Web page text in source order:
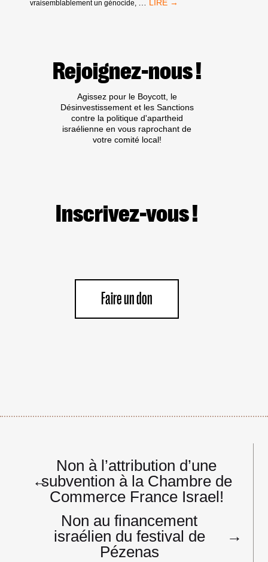
vraisemblablement un génocide, … APPEL
L’INSTITUTION
CULTURELLE
COMPLICE
« BATSHEVA
DANCE
COMPANY »
Rejoignez-nous !
Agissez pour le Boycott, le
Désinvestissement et les Sanctions
contre la politique d'apartheid
israélienne en vous raprochant de
votre comité local!
Inscrivez-vous !
Faire un don
Navigation
l’article
←
Non à l’attribution d’une
subvention à la Chambre de
Commerce France Israel!
Non au financement
israélien du festival de
Pézenas
→